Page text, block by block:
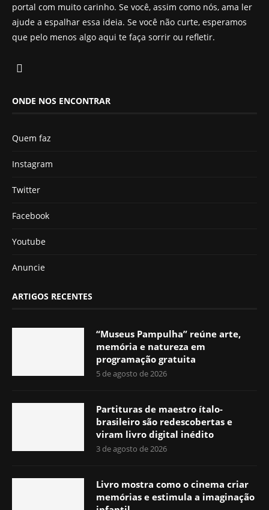
portal com muito carinho. Se você, assim como nós, ama ler
ajude a espalhar essa ideia. Se você não curte, esperamos
que pelo menos algo aqui te faça sorrir ou refletir.
ONDE NOS ENCONTRAR
Quem faz
Instagram
Twitter
Facebook
Youtube
Anuncie
ARTIGOS RECENTES
“Museus Pampulha” reúne arte,
memória e natureza em
programação gratuita
5 de agosto de 2026
Partituras de maestro ítalo-
brasileiro são redescobertas e
viram livro digital inédito
3 de agosto de 2026
Livro mostra como o cinema criar
memórias e estimula a imaginação